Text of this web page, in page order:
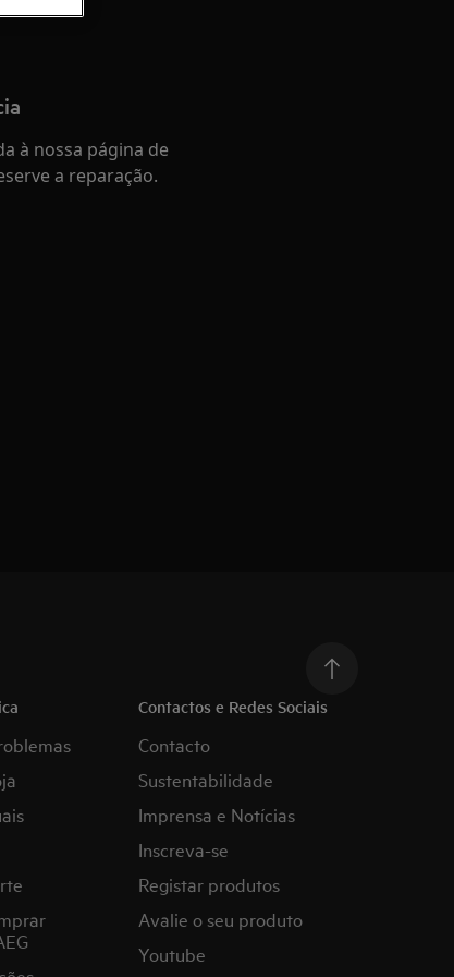
à nossa página de
a reparação.
Contactos e Redes Sociais
Contacto
Sustentabilidade
Imprensa e Notícias
Inscreva-se
Registar produtos
Avalie o seu produto
Youtube